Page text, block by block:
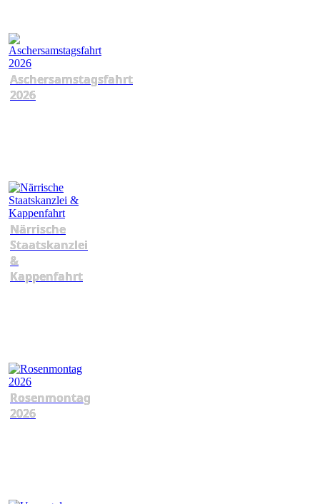
Aschersamstagsfahrt
2026
Närrische
Staatskanzlei
&
Kappenfahrt
Rosenmontag
2026